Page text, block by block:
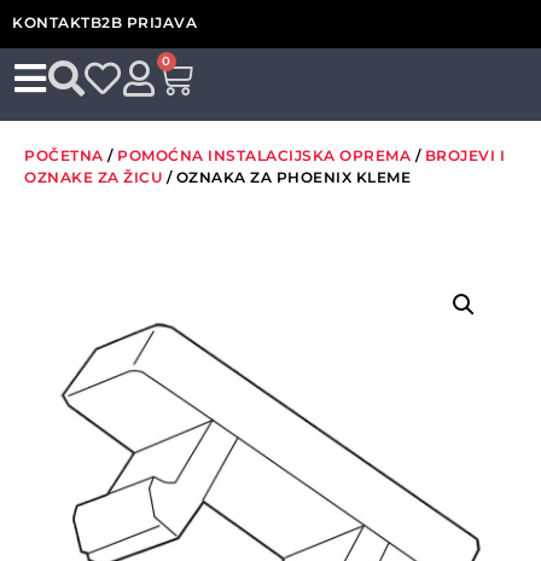
KONTAKTB2B PRIJAVA
0
POČETNA / POMOĆNA INSTALACIJSKA OPREMA / BROJEVI I
OZNAKE ZA ŽICU / OZNAKA ZA PHOENIX KLEME